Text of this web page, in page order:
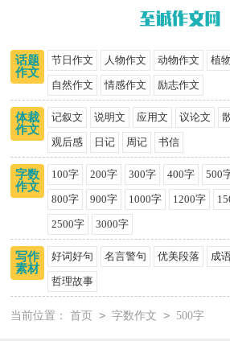
话题
作文
节日作文 人物作文 动物作文 植
自然作文 情感作文 励志作文
体裁
作文
记叙文 说明文 应用文 议论文
观后感 日记 周记 书信
字数
作文
100字 200字 300字 400字 500
800字 900字 1000字 1200字
2500字 3000字
写作
素材
好词好句 名言警句 优美段落 成
哲理故事
当前位置： 首页 > 字数作文 > 500字